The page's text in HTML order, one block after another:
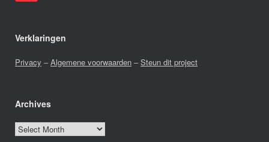
Verklaringen
Privacy –Algemene voorwaarden –Steun dit project
Archives
Archives